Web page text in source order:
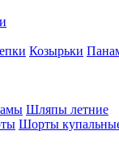
Козырьки
Шляпы летние
Шорты